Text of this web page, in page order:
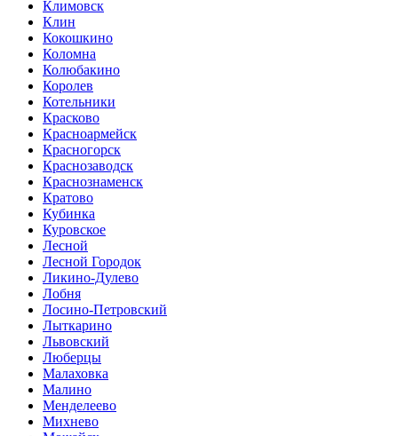
Климовск
Клин
Кокошкино
Коломна
Колюбакино
Королев
Котельники
Красково
Красноармейск
Красногорск
Краснозаводск
Краснознаменск
Кратово
Кубинка
Куровское
Лесной
Лесной Городок
Ликино-Дулево
Лобня
Лосино-Петровский
Лыткарино
Львовский
Люберцы
Малаховка
Малино
Менделеево
Михнево